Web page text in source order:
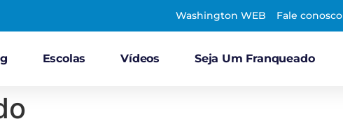
Washington WEB Fale conosco
Escolas Vídeos Seja Um Franqueado